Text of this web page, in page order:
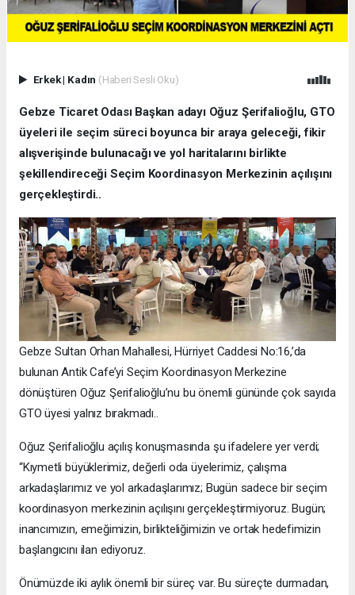
Erkek| Kadın (Haberi Sesli Oku)
Gebze Ticaret Odası Başkan adayı Oğuz Şerifalioğlu, GTO
üyeleri ile seçim süreci boyunca bir araya geleceği, fikir
alışverişinde bulunacağı ve yol haritalarını birlikte
şekillendireceği Seçim Koordinasyon Merkezinin açılışını
gerçekleştirdi..
Gebze Sultan Orhan Mahallesi, Hürriyet Caddesi No:16,’da
bulunan Antik Cafe’yi Seçim Koordinasyon Merkezine
dönüştüren Oğuz Şerifalioğlu’nu bu önemli gününde çok sayıda
GTO üyesi yalnız bırakmadı..
Oğuz Şerifalioğlu açılış konuşmasında şu ifadelere yer verdi;
“Kıymetli büyüklerimiz, değerli oda üyelerimiz, çalışma
arkadaşlarımız ve yol arkadaşlarımız; Bugün sadece bir seçim
koordinasyon merkezinin açılışını gerçekleştirmiyoruz. Bugün;
inancımızın, emeğimizin, birlikteliğimizin ve ortak hedefimizin
başlangıcını ilan ediyoruz.
Önümüzde iki aylık önemli bir süreç var. Bu süreçte durmadan,